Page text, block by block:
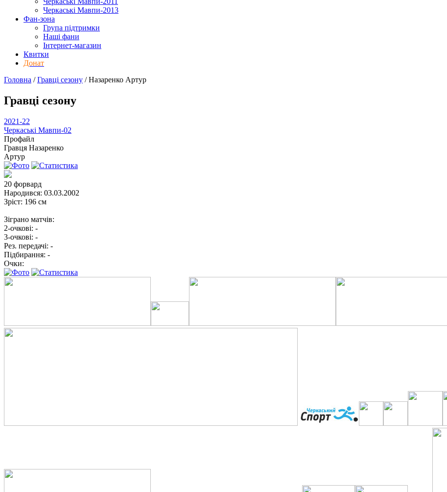
Черкаські Мавпи-2013
Фан-зона
Група підтримки
Наші фани
Інтернет-магазин
Квитки
Донат
Головна /Гравці сезону /Назаренко Артур
Гравці сезону
2021-22
Черкаські Мавпи-02
Профайл
Гравця Назаренко
Артур
20 форвард
Народився: 03.03.2002
Зріст: 196 см
Зіграно матчів:
2-очкові: -
3-очкові: -
Рез. передачі: -
Підбирання: -
Очки: